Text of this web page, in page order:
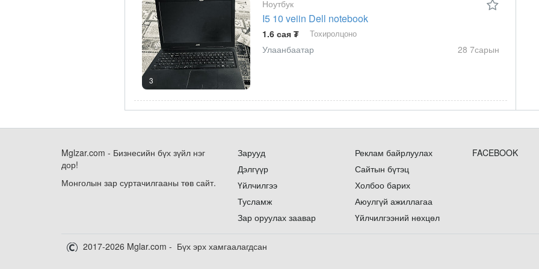
3
Ноутбук
I5 10 veiin Dell notebook
1.6 сая ₮ Тохиролцоно
Улаанбаатар 28 7сарын
Mglzar.com - Бизнесийн бүх зүйл нэг
дор!
Монголын зар суртачилгааны төв сайт.
Зарууд
Дэлгүүр
Үйлчилгээ
Тусламж
Зар оруулах заавар
Реклам байрлуулах
Сайтын бүтэц
Холбоо барих
Аюулгүй ажиллагаа
Үйлчилгээний нөхцөл
FACEBOOK
2017-2026 Mglar.com - Бүх эрх хамгаалагдсан